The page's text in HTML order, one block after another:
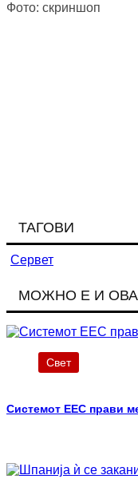
Фото: скриншоп
ТАГОВИ
Сервет
МОЖНО Е И ОВА
Свет
Системот ЕЕС прави